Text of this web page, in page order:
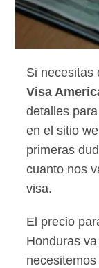
Si necesitas
Visa
detalles
en el sitio
primeras
cuanto nos
visa.
El precio
Honduras